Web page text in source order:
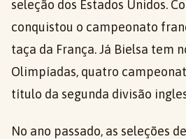
seleção dos Estados Unidos.
conquistou o campeonato
taça da França. Já Bielsa tem
Olimpíadas, quatro
título da segunda divisão
No ano passado, as seleções